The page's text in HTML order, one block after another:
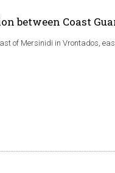
between Coast
of Mersinidi in Vrontados,